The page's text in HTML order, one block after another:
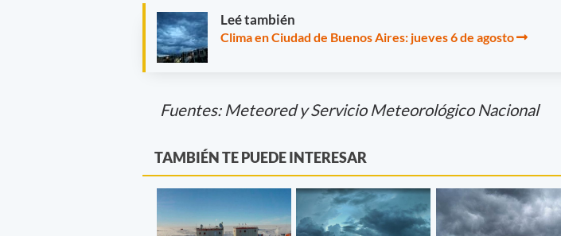
Leé también
Clima en Ciudad de Buenos Aires: jueves 6 de agosto
Fuentes: Meteored y Servicio Meteorológico Nacional
TAMBIÉN TE PUEDE INTERESAR